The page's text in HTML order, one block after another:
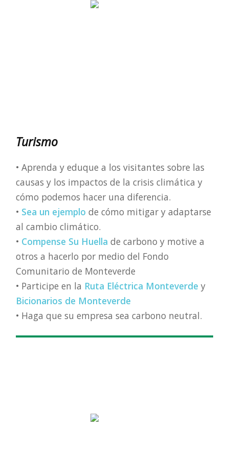
Turismo
• Aprenda y eduque a los visitantes sobre las
causas y los impactos de la crisis climática y
cómo podemos hacer una diferencia.
• Sea un ejemplo de cómo mitigar y adaptarse
al cambio climático.
• Compense Su Huella de carbono y motive a
otros a hacerlo por medio del Fondo
Comunitario de Monteverde
• Participe en la Ruta Eléctrica Monteverde y
Bicionarios de Monteverde
• Haga que su empresa sea carbono neutral.